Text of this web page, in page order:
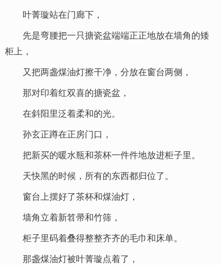
叶菁璇站在门廊下，
先是弯腰把一只搪瓷盆端端正正地放在墙角的矮
柜上，
又把两盏煤油灯擦干净，分放在窗台两侧，
那对印着红双喜的搪瓷盆，
在斜阳里泛着柔和的光。
孙玄正蹲在正房门口，
把新买的暖水瓶和茶杯一件件地放进柜子里。
天快黑的时候，所有的东西都归位了。
窗台上摆好了茶杯和煤油灯，
墙角立着新笤帚和竹筛，
柜子里码着叠得整整齐齐的毛巾和床单。
那盏煤油灯被叶菁璇点着了，